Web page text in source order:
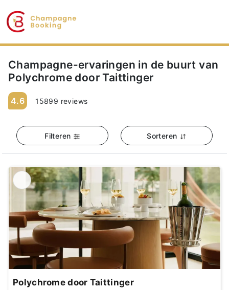
Champagne-ervaringen in de buurt van
Polychrome door Taittinger
4.6 15899 reviews
Filteren Sorteren
Polychrome door Taittinger